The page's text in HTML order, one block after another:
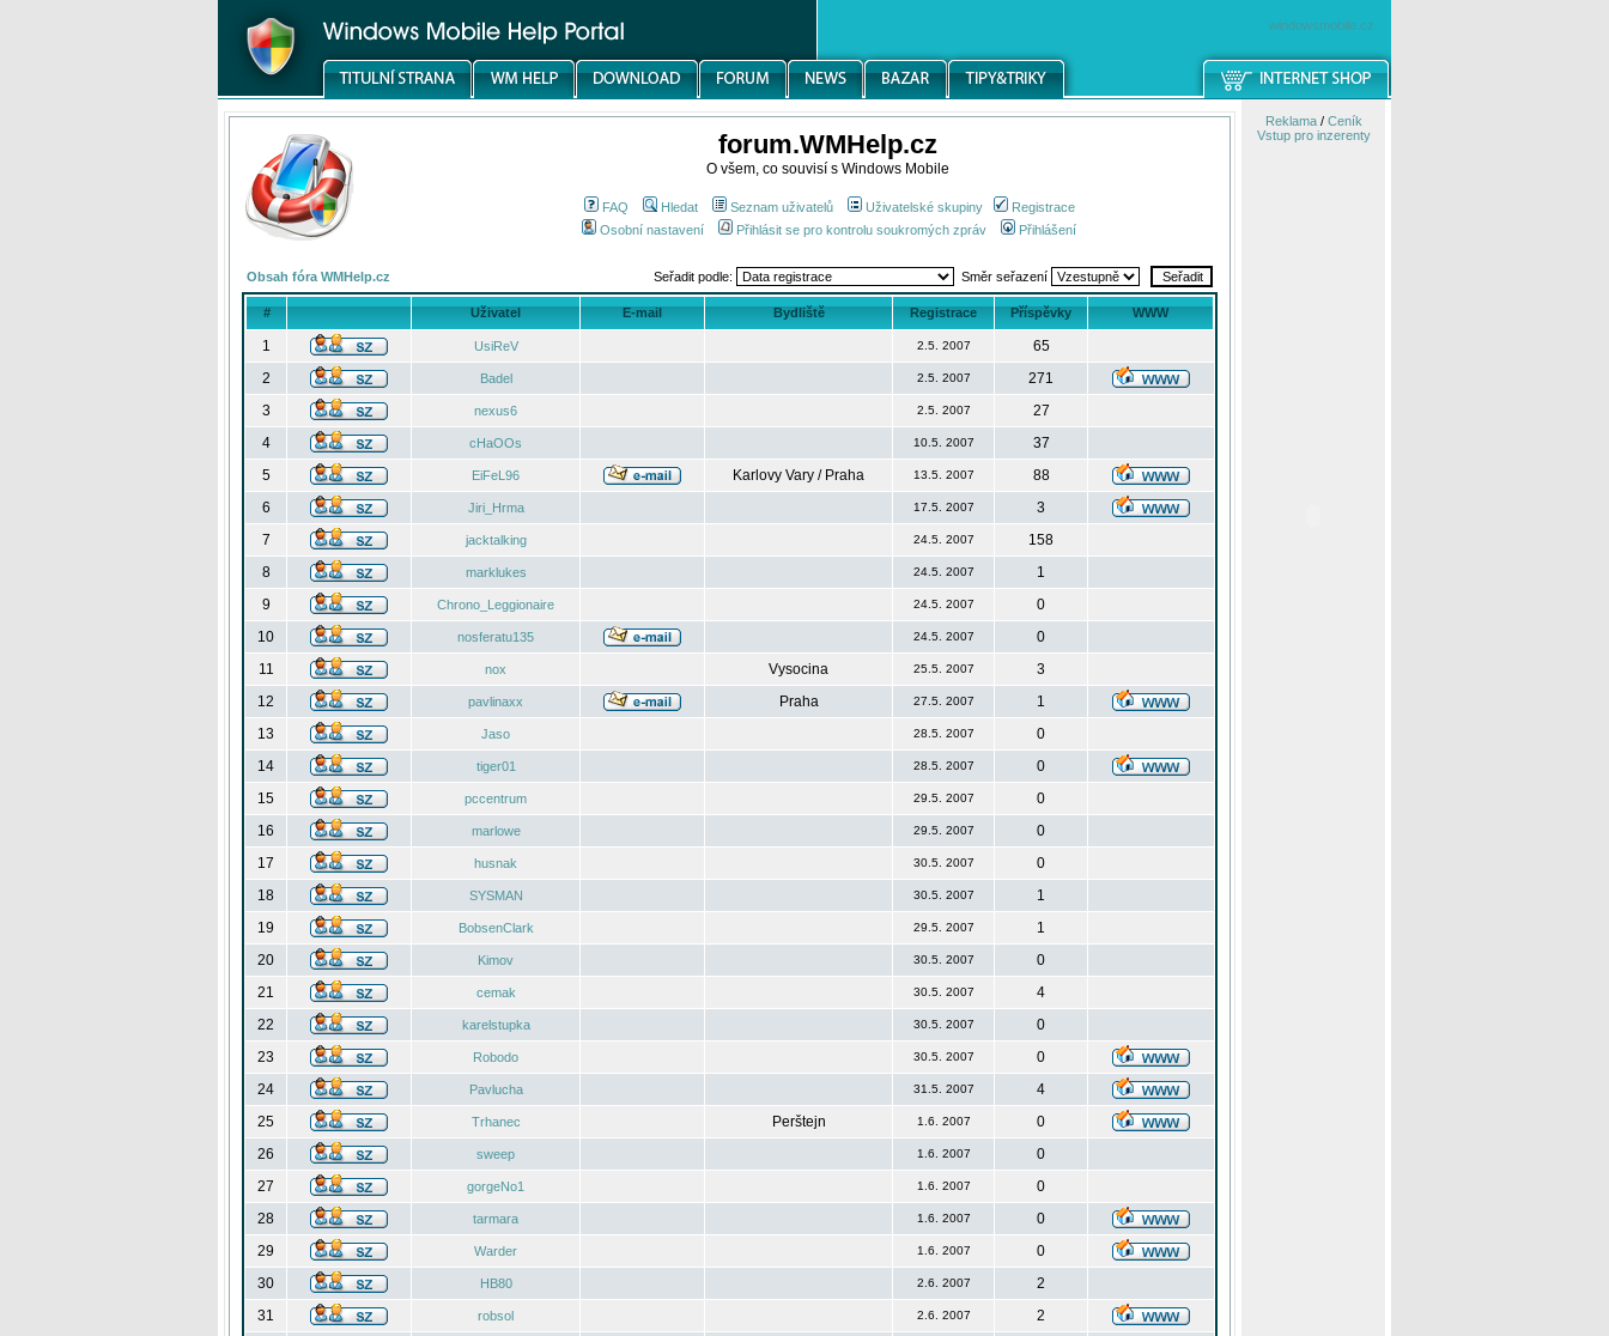
windowsmobile.cz
forum.WMHelp.cz
O všem, co souvisí s Windows Mobile
FAQ Hledat Seznam uživatelů Uživatelské skupiny
Registrace
Osobní nastavení
Přihlásit se pro kontrolu soukromých zpráv Přihlášení
Obsah fóra WMHelp.cz Seřadit podle: Směr seřazení
# Uživatel E-mail Bydliště Registrace Příspěvky WWW
1 UsiReV 2.5. 2007
65
2
Badel 2.5. 2007
271
3
nexus6 2.5. 2007
27
4
cHaOOs 10.5. 2007
37
5
EiFeL96 Karlovy Vary / Praha 13.5. 2007
88
6
Jiri_Hrma 17.5. 2007
3
7
jacktalking 24.5. 2007
158
8
marklukes 24.5. 2007
1
9
Chrono_Leggionaire 24.5. 2007
0
10
nosferatu135 24.5. 2007
0
11
nox Vysocina 25.5. 2007
3
12
pavlinaxx Praha 27.5. 2007
1
13
Jaso 28.5. 2007
0
14
tiger01 28.5. 2007
0
15
pccentrum 29.5. 2007
0
16
marlowe 29.5. 2007
0
17
husnak 30.5. 2007
0
18
SYSMAN 30.5. 2007
1
19
BobsenClark 29.5. 2007
1
20
Kimov 30.5. 2007
0
21
cemak 30.5. 2007
4
22
karelstupka 30.5. 2007
0
23
Robodo 30.5. 2007
0
24
Pavlucha 31.5. 2007
4
25
Trhanec Perštejn 1.6. 2007
0
26
sweep 1.6. 2007
0
27
gorgeNo1 1.6. 2007
0
28
tarmara 1.6. 2007
0
29
Warder 1.6. 2007
0
30
HB80 2.6. 2007
2
31
robsol 2.6. 2007
2
Reklama/ Ceník
Vstup pro inzerenty